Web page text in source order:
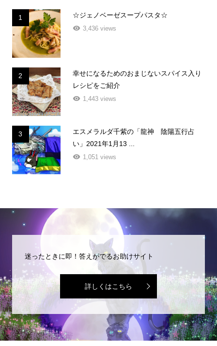
1 ☆ジェノベーゼスープパスタ☆
3,436 views
2
幸せになるためのおまじないスパイス入り
レシピをご紹介
1,443 views
3
エスメラルダ千紫の「龍神 陰陽五行占
い」2021年1月13 ...
1,051 views
迷ったときに即！答えがでるお助けサイト
詳しくはこちら